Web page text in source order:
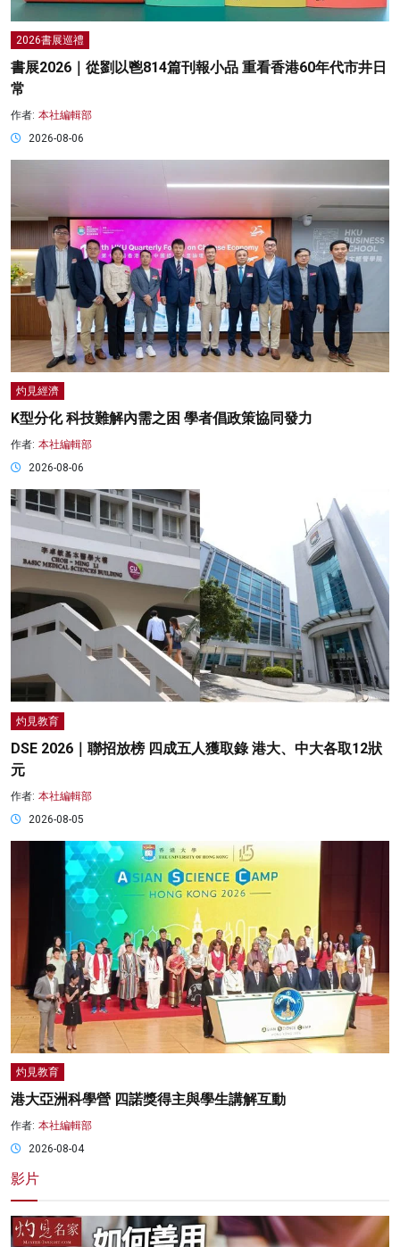
2026書展巡禮
書展2026｜從劉以鬯814篇刊報小品 重看香港60年代市井日
常
作者: 本社編輯部
2026-08-06
灼見經濟
K型分化 科技難解內需之困 學者倡政策協同發力
作者: 本社編輯部
2026-08-06
灼見教育
DSE 2026｜聯招放榜 四成五人獲取錄 港大、中大各取12狀
元
作者: 本社編輯部
2026-08-05
灼見教育
港大亞洲科學營 四諾獎得主與學生講解互動
作者: 本社編輯部
2026-08-04
影片